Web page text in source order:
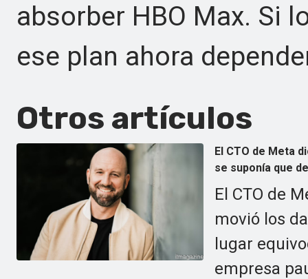
absorber HBO Max. Si
ese plan ahora
Otros artículos
El CTO de Meta
se suponía que
El CTO de
movió los
lugar
empresa